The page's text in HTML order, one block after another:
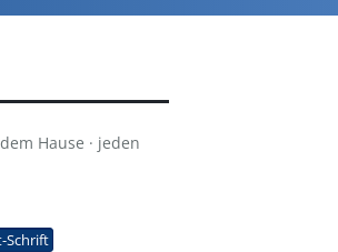
Hause · jeden
Schrift